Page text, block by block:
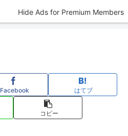
Hide Ads for Premium Members
Facebook はてブ
コピー